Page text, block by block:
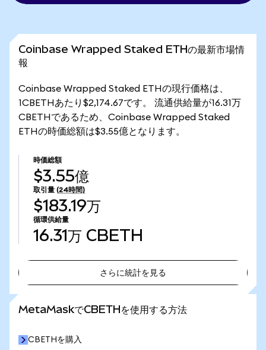
Coinbase Wrapped Staked ETHの最新市場情
報
Coinbase Wrapped Staked ETHの現行価格は、
1CBETHあたり$2,174.67です。 流通供給量が16.31万
CBETHであるため、Coinbase Wrapped Staked
ETHの時価総額は$3.55億となります。
時価総額
$3.55億
取引量 (24時間)
$183.19万
循環供給量
16.31万 CBETH
さらに統計を見る
MetaMaskでCBETHを使用する方法
CBETHを購入